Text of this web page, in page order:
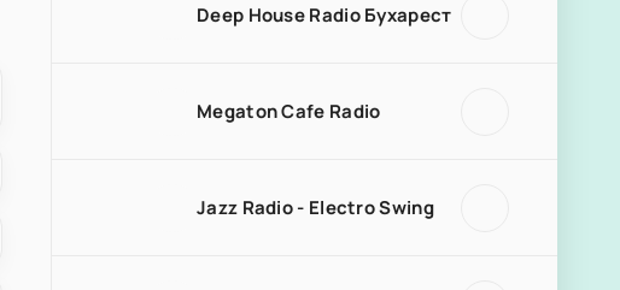
Deep House Radio Бухарест
Megaton Cafe Radio
Jazz Radio - Electro Swing